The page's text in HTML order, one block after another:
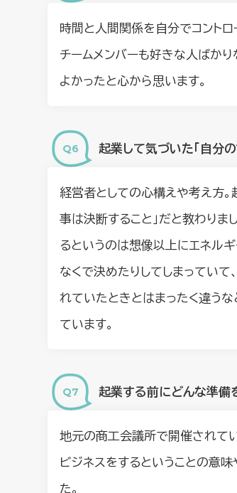
時間と人間関係を自分でコント
チームメンバーも好きな人ばかり
よかったと心から思います。
起業して気づいた「自分の
経営者としての心構えや考え方。
事は決断すること」だと教わりま
るというのは想像以上にエネル
なくで決めたりしてしまってい
れていたときとはまったく違う
ています。
起業する前にどんな準備
地元の商工会議所で開催されてい
ビジネスをするということの意
た。